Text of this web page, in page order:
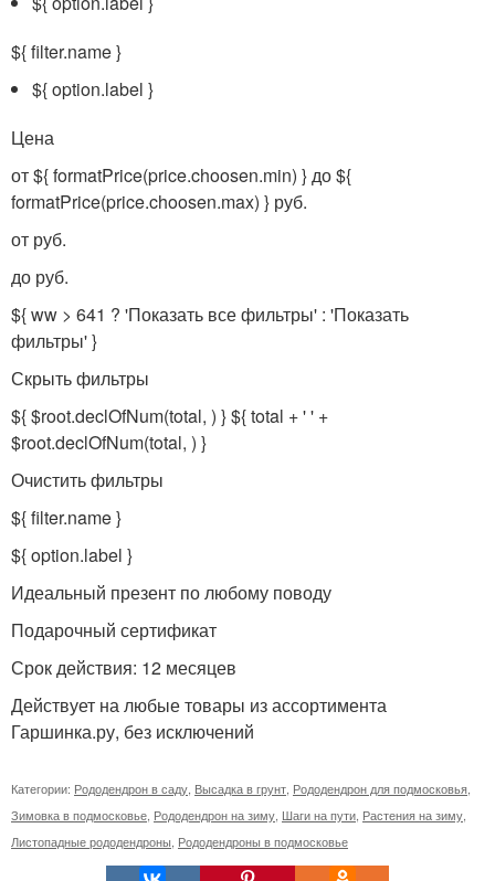
${ filter.name }
${ option.label }
Цена
от ${ formatPrice(price.choosen.min) } до ${
formatPrice(price.choosen.max) } руб.
от руб.
до руб.
${ ww > 641 ? 'Показать все фильтры' : 'Показать
фильтры' }
Скрыть фильтры
${ $root.declOfNum(total, ) } ${ total + ' ' +
$root.declOfNum(total, ) }
Очистить фильтры
${ filter.name }
${ option.label }
Идеальный презент по любому поводу
Подарочный сертификат
Срок действия: 12 месяцев
Действует на любые товары из ассортимента
Гаршинка.ру, без исключений
Категории: Рододендрон в саду Высадка в грунт Рододендрон для подмосковья
Зимовка в подмосковье Рододендрон на зиму Шаги на пути Растения на зиму
Листопадные рододендроны Рододендроны в подмосковье